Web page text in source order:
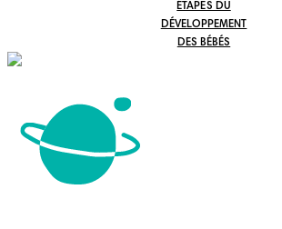
ÉTAPES DU
DÉVELOPPEMENT
DES BÉBÉS